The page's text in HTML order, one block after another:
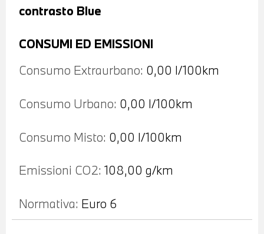
contrasto Blue
CONSUMI ED EMISSIONI
Consumo Extraurbano: 0,00 l/100km
Consumo Urbano: 0,00 l/100km
Consumo Misto: 0,00 l/100km
Emissioni CO2: 108,00 g/km
Normativa: Euro 6